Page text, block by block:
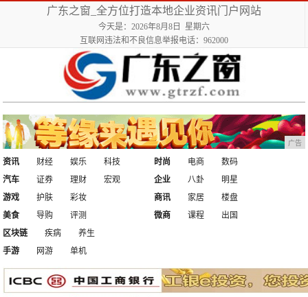
广东之窗_全方位打造本地企业资讯门户网站
今天是：2026年8月8日 星期六
互联网违法和不良信息举报电话：962000
广告
资讯 财经 娱乐
科技
汽车
证券 理财 宏观
时尚 电商
数码
企业
八卦
明星
游戏
护肤
彩妆
美食
导购 评测
商讯 家居
楼盘
微商
课程
出国
区块链
疾病
养生
手游
网游 单机